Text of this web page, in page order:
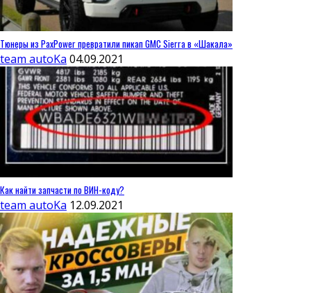
Тюнеры из PaxPower превратили пикап GMC Sierra в «Шакала»
team autoKa 04.09.2021
Как найти запчасти по ВИН-коду?
team autoKa 12.09.2021